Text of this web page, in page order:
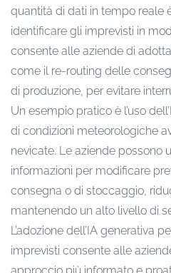
quantità di dati in tempo reale
identificare gli imprevisti in
consente alle aziende di
come il re-routing delle
di produzione, per evitare
Un esempio pratico è l’uso
di condizioni meteorologiche
nevicate. Le aziende possono
informazioni per modificare
consegna o di stoccaggio,
mantenendo un alto livello di
L’adozione dell’IA generativa
imprevisti consente alle
approccio più informato e